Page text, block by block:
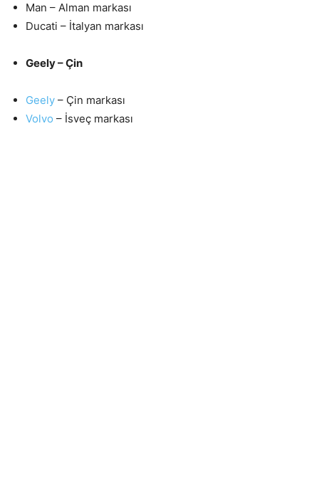
Man – Alman markası
Ducati – İtalyan markası
Geely – Çin
Geely – Çin markası
Volvo – İsveç markası